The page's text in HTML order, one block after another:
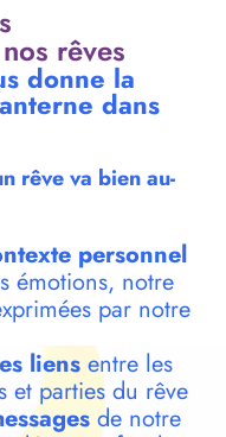
rêves
donne la
dans
rêve va bien au-
personnel
émotions, notre
par notre
liensentre les
et parties du rêve
de notre